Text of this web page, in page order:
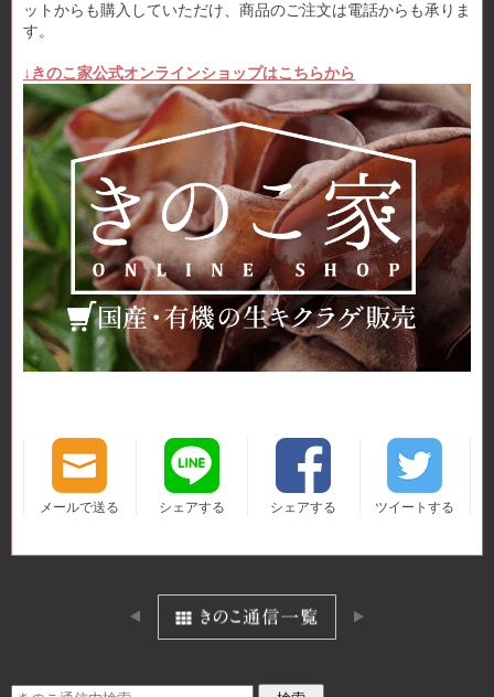
ットからも購入していただけ、商品のご注文は電話からも承りま
す。
↓きのこ家公式オンラインショップはこちらから
メールで送る シェアする シェアする ツイートする